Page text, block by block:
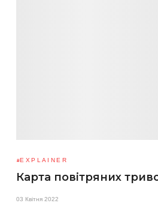
EXPLAINER
Карта повітряних
03 Квітня 2022